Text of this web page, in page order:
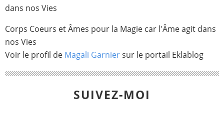
Corps Coeurs et Âmes pour la Magie car l'Âme agit dans
nos Vies
Voir le profil de Magali Garniersur le portail Eklablog
SUIVEZ-MOI